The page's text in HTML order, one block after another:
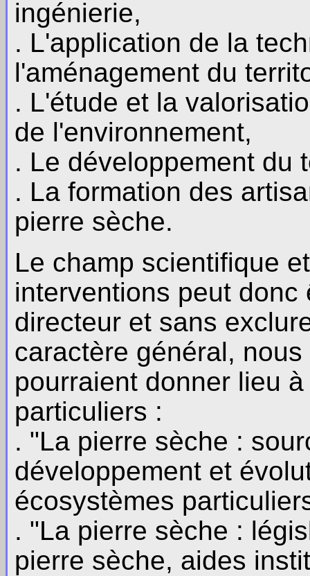
ingénierie,
. L'application de la
l'aménagement du
. L'étude et la
de l'environnement,
. Le développement du
. La formation des
pierre sèche.
Le champ scientifique
interventions peut
directeur et sans
caractère général,
pourraient donner lieu
particuliers :
. "La pierre sèche :
développement et
écosystèmes
. "La pierre sèche :
pierre sèche, aides